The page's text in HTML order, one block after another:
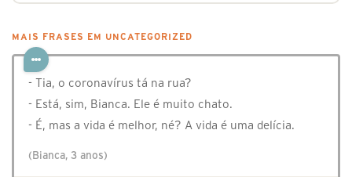
MAIS FRASES EM UNCATEGORIZED
- Tia, o coronavírus tá na rua?
- Está, sim, Bianca. Ele é muito chato.
- É, mas a vida é melhor, né? A vida é uma delícia.
(Bianca, 3 anos)